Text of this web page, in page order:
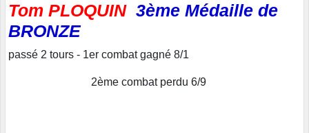
Tom PLOQUIN 3ème Médaille de
BRONZE
passé 2 tours - 1er combat gagné 8/1
2ème combat perdu 6/9